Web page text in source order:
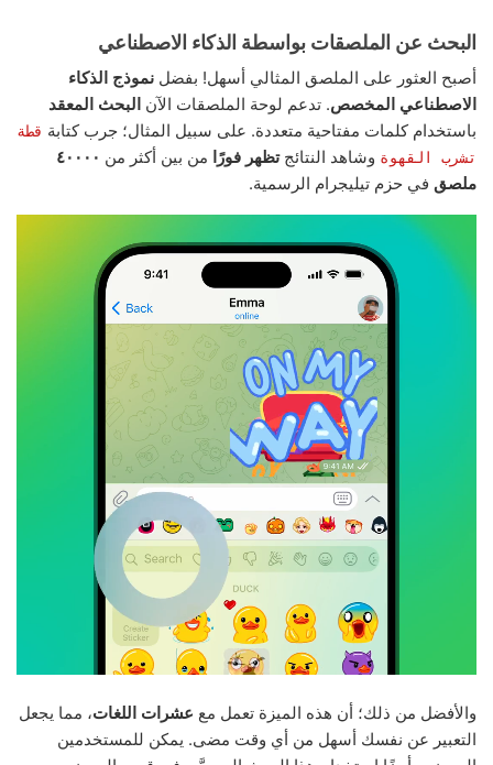
البحث عن الملصقات بواسطة الذكاء الاصطناعي
أصبح العثور على الملصق المثالي أسهل! بفضل نموذج الذكاء
الاصطناعي المخصص. تدعم لوحة الملصقات الآن البحث المعقد
باستخدام كلمات مفتاحية متعددة. على سبيل المثال؛ جرب كتابة قطة
تشرب القهوة وشاهد النتائجتظهر فورًا من بين أكثر من ٤٠٠٠٠
ملصق في حزم تيليجرام الرسمية.
والأفضل من ذلك؛ أن هذه الميزة تعمل مع عشرات اللغات، مما يجعل
التعبير عن نفسك أسهل من أي وقت مضى. يمكن للمستخدمين